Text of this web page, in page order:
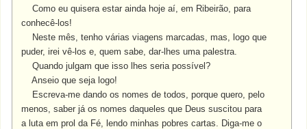
Como eu quisera estar ainda hoje aí, em Ribeirão, para
conhecê-los!
Neste mês, tenho várias viagens marcadas, mas, logo que
puder, irei vê-los e, quem sabe, dar-lhes uma palestra.
Quando julgam que isso lhes seria possível?
Anseio que seja logo!
Escreva-me dando os nomes de todos, porque quero, pelo
menos, saber já os nomes daqueles que Deus suscitou para
a luta em prol da Fé, lendo minhas pobres cartas. Diga-me o